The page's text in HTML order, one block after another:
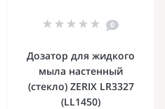
0
Дозатор для жидкого
мыла настенный
(стекло) ZERIX LR3327
(LL1450)